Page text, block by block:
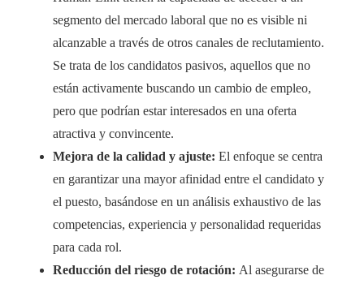
segmento del mercado laboral que no es visible ni
alcanzable a través de otros canales de reclutamiento.
Se trata de los candidatos pasivos, aquellos que no
están activamente buscando un cambio de empleo,
pero que podrían estar interesados en una oferta
atractiva y convincente.
Mejora de la calidad y ajuste: El enfoque se centra
en garantizar una mayor afinidad entre el candidato y
el puesto, basándose en un análisis exhaustivo de las
competencias, experiencia y personalidad requeridas
para cada rol.
Reducción del riesgo de rotación: Al asegurarse de